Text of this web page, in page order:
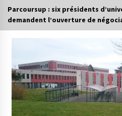
Parcoursup : six présidents
demandent l’ouverture de